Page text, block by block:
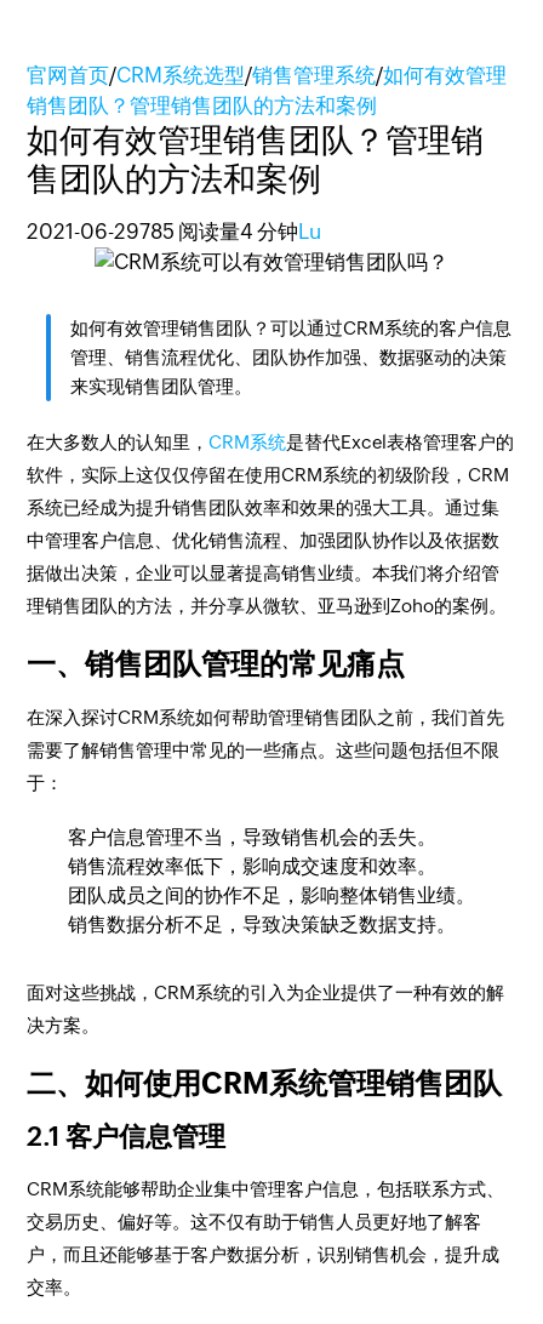
官网首页/CRM系统选型/销售管理系统/如何有效管理
销售团队？管理销售团队的方法和案例
如何有效管理销售团队？管理销
售团队的方法和案例
2021-06-29785 阅读量4 分钟 Lu
如何有效管理销售团队？可以通过CRM系统的客户信息
管理、销售流程优化、团队协作加强、数据驱动的决策
来实现销售团队管理。
在大多数人的认知里，CRM系统是替代Excel表格管理客户的
软件，实际上这仅仅停留在使用CRM系统的初级阶段，CRM
系统已经成为提升销售团队效率和效果的强大工具。通过集
中管理客户信息、优化销售流程、加强团队协作以及依据数
据做出决策，企业可以显著提高销售业绩。本我们将介绍管
理销售团队的方法，并分享从微软、亚马逊到Zoho的案例。
一、销售团队管理的常见痛点
在深入探讨CRM系统如何帮助管理销售团队之前，我们首先
需要了解销售管理中常见的一些痛点。这些问题包括但不限
于：
客户信息管理不当，导致销售机会的丢失。
销售流程效率低下，影响成交速度和效率。
团队成员之间的协作不足，影响整体销售业绩。
销售数据分析不足，导致决策缺乏数据支持。
面对这些挑战，CRM系统的引入为企业提供了一种有效的解
决方案。
二、如何使用CRM系统管理销售团队
2.1 客户信息管理
CRM系统能够帮助企业集中管理客户信息，包括联系方式、
交易历史、偏好等。这不仅有助于销售人员更好地了解客
户，而且还能够基于客户数据分析，识别销售机会，提升成
交率。